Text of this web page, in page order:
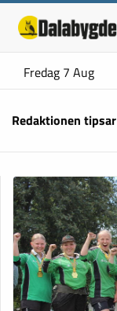
Fredag 7 Aug
Redaktionen tipsar